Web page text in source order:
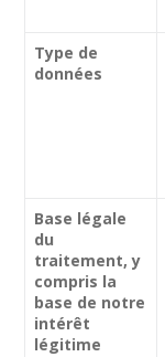
Type de
données
Base légale
du
traitement, y
compris la
base de notre
intérêt
légitime